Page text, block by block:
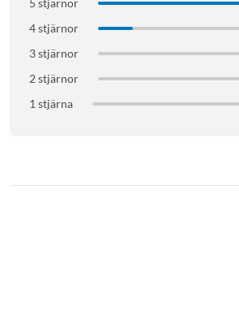
4 stjärnor
3 stjärnor
2 stjärnor
1 stjärna